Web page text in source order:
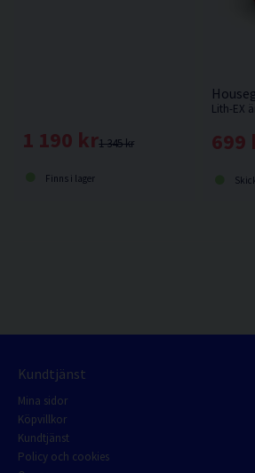
1 345 kr
1 190 kr
Finns i lager
699
Kundtjänst
Mina sidor
Köpvillkor
Kundtjänst
Policy och cookies